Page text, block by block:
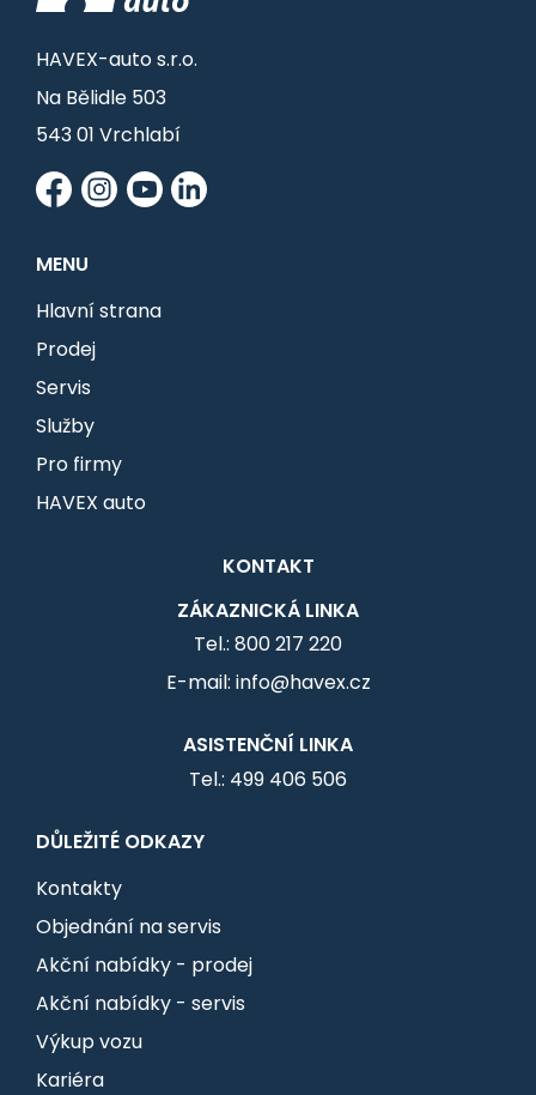
HAVEX-auto s.r.o.
Na Bělidle 503
543 01 Vrchlabí
MENU
Hlavní strana
Prodej
Servis
Služby
Pro firmy
HAVEX auto
KONTAKT
ZÁKAZNICKÁ LINKA
Tel.: 800 217 220
E-mail: info@havex.cz
ASISTENČNÍ LINKA
Tel.: 499 406 506
DŮLEŽITÉ ODKAZY
Kontakty
Objednání na servis
Akční nabídky - prodej
Akční nabídky - servis
Výkup vozu
Kariéra